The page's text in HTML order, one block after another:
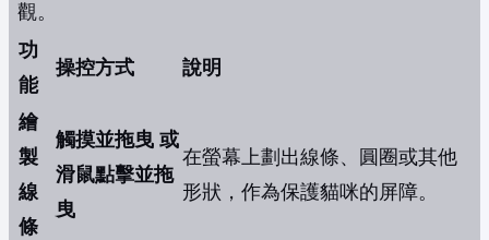
觀。
功
能
操控方式 說明
繪
製
線
條
觸摸並拖曳 或
滑鼠點擊並拖
曳
在螢幕上劃出線條、圓圈或其他
形狀，作為保護貓咪的屏障。